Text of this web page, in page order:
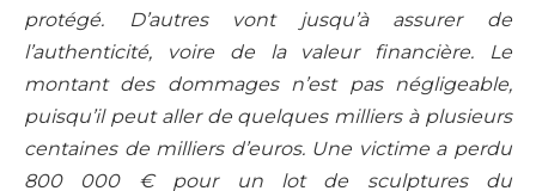
protégé. D’autres vont jusqu’à assurer de
l’authenticité, voire de la valeur financière. Le
montant des dommages n’est pas négligeable,
puisqu’il peut aller de quelques milliers à plusieurs
centaines de milliers d’euros. Une victime a perdu
800 000 € pour un lot de sculptures du